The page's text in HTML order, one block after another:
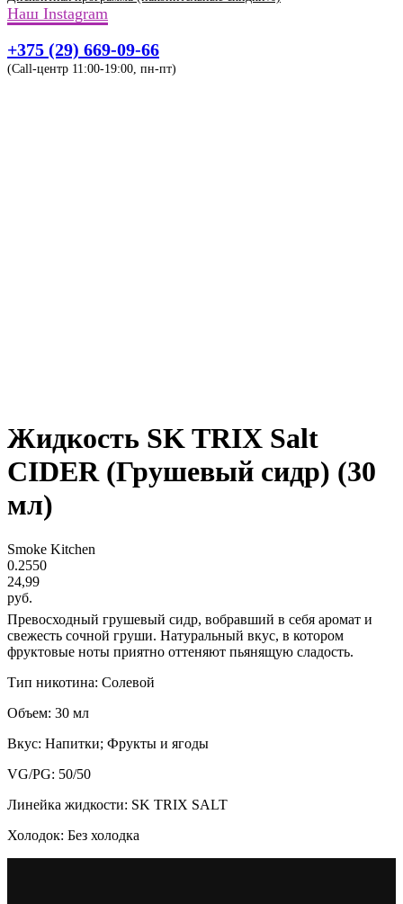
Наш Instagram
+375 (29) 669-09-66
(Call-центр 11:00-19:00, пн-пт)
Жидкость SK TRIX Salt
CIDER (Грушевый сидр) (30
мл)
Smoke Kitchen
0.2550
24,99
руб.
Превосходный грушевый сидр, вобравший в себя аромат и
свежесть сочной груши. Натуральный вкус, в котором
фруктовые ноты приятно оттеняют пьянящую сладость.
Тип никотина: Солевой
Объем: 30 мл
Вкус: Напитки; Фрукты и ягоды
VG/PG: 50/50
Линейка жидкости: SK TRIX SALT
Холодок: Без холодка